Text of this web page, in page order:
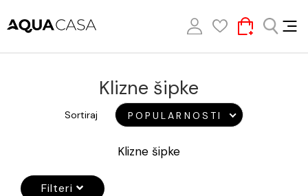
Klizne šipke
Sortiraj POPULARNOSTI
Klizne šipke
Filteri